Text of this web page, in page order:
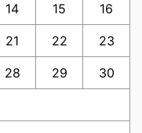
14 15 16
21 22 23
28 29 30